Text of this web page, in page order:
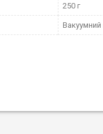
250 г
Вакуумний